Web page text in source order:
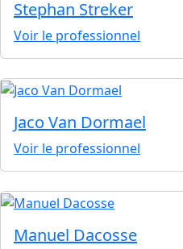
Stephan Streker
Voir le professionnel
Jaco Van Dormael
Voir le professionnel
Manuel Dacosse